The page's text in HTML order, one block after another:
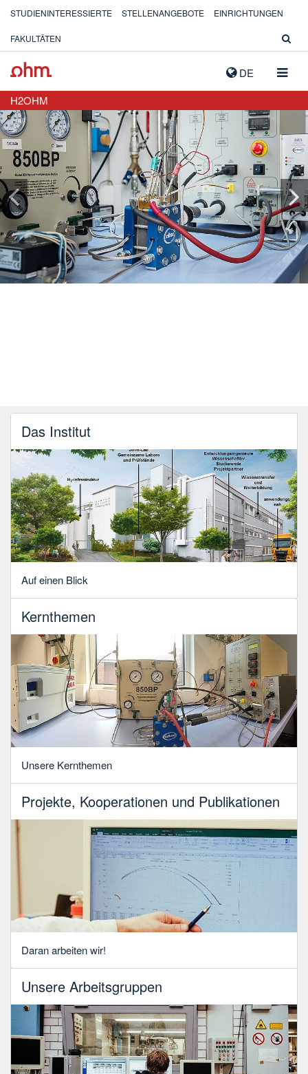
DE
STUDIENINTERESSIERTE STELLENANGEBOTE EINRICHTUNGEN
FAKULTÄTEN
H2OHM
Das Institut
Auf einen Blick
Kernthemen
Unsere Kernthemen
Projekte, Kooperationen und Publikationen
Daran arbeiten wir!
Unsere Arbeitsgruppen